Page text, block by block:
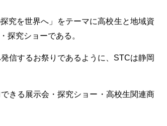
究を世界へ」をテーマに高校生と地域資
探究ショーである。
信するお祭りであるように、 STCは静岡
きる展示会・探究ショー・高校生関連商